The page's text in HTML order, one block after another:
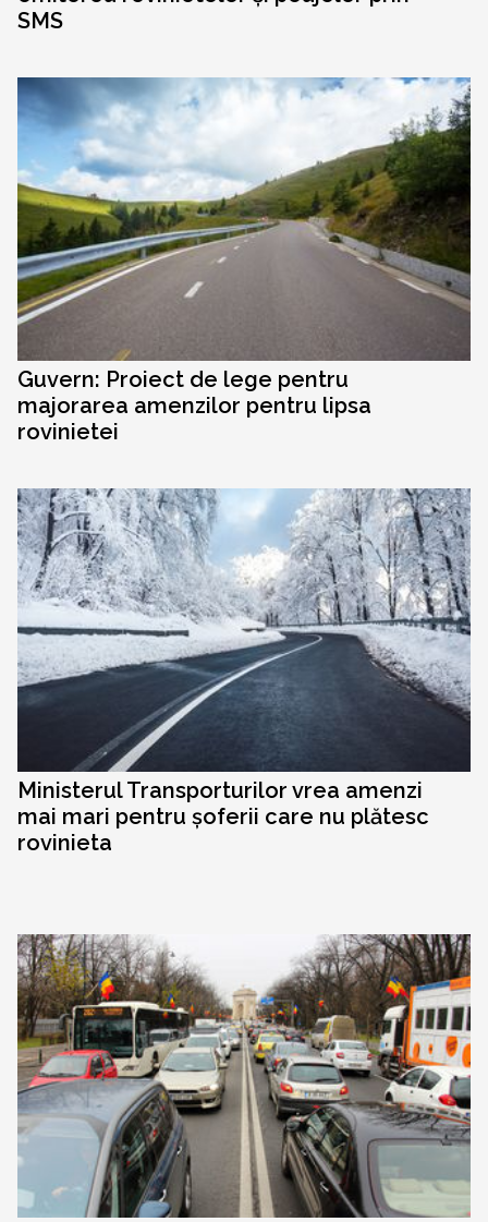
SMS
Guvern: Proiect de lege pentru
majorarea amenzilor pentru lipsa
rovinietei
Ministerul Transporturilor vrea amenzi
mai mari pentru șoferii care nu plătesc
rovinieta